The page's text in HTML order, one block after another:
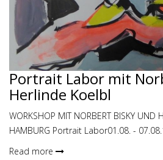
Portrait Labor mit
Herlinde Koelbl
WORKSHOP MIT NORBERT BISKY UND
HAMBURG Portrait Labor01.08. -
Read more